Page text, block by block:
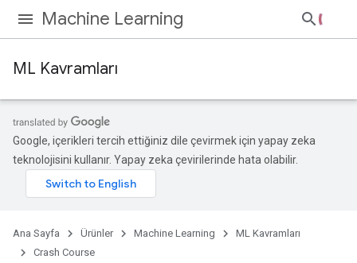
Machine Learning
ML Kavramları
Google, içerikleri tercih ettiğiniz dile çevirmek için yapay zeka
teknolojisini kullanır. Yapay zeka çevirilerinde hata olabilir.
Ana Sayfa Ürünler Machine Learning
ML Kavramları
Crash Course